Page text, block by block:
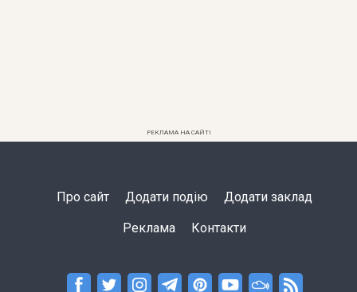
РЕКЛАМА НА САЙТІ
Про сайт Додати подію Додати заклад
Реклама Контакти